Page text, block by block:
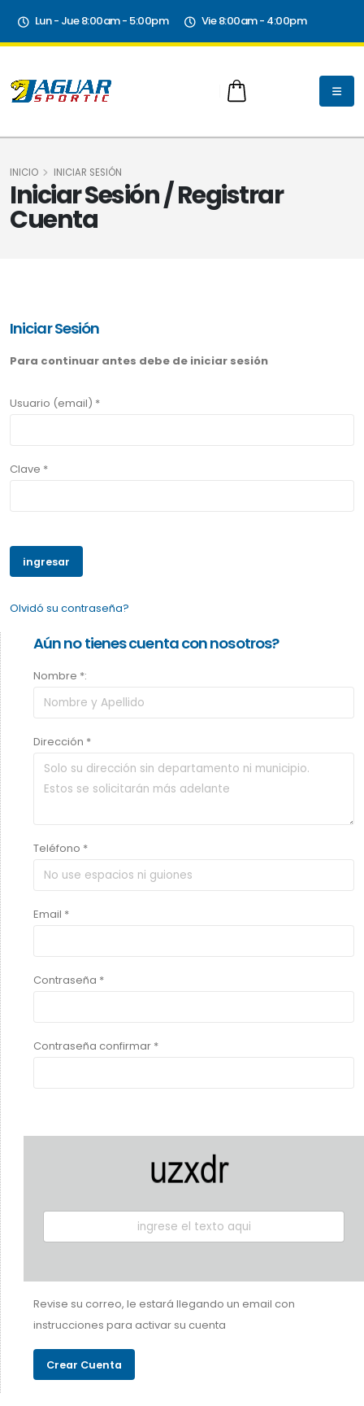
Lun - Jue 8:00am - 5:00pm Vie 8:00am - 4:00pm
Iniciar Sesión / Registrar
Cuenta
INICIO INICIAR SESIÓN
Iniciar Sesión
Para continuar antes debe de iniciar sesión
Usuario (email) *
Clave *
Olvidó su contraseña?
Aún no tienes cuenta con nosotros?
Nombre *:
Dirección *
Teléfono *
Email *
Contraseña *
Contraseña confirmar *
Revise su correo, le estará llegando un email con
instrucciones para activar su cuenta